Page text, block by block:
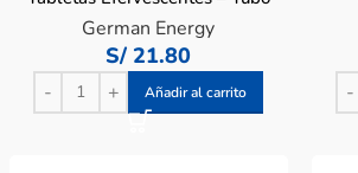
20 UN
German Energy
S/ 21.80
Añadir al carrito